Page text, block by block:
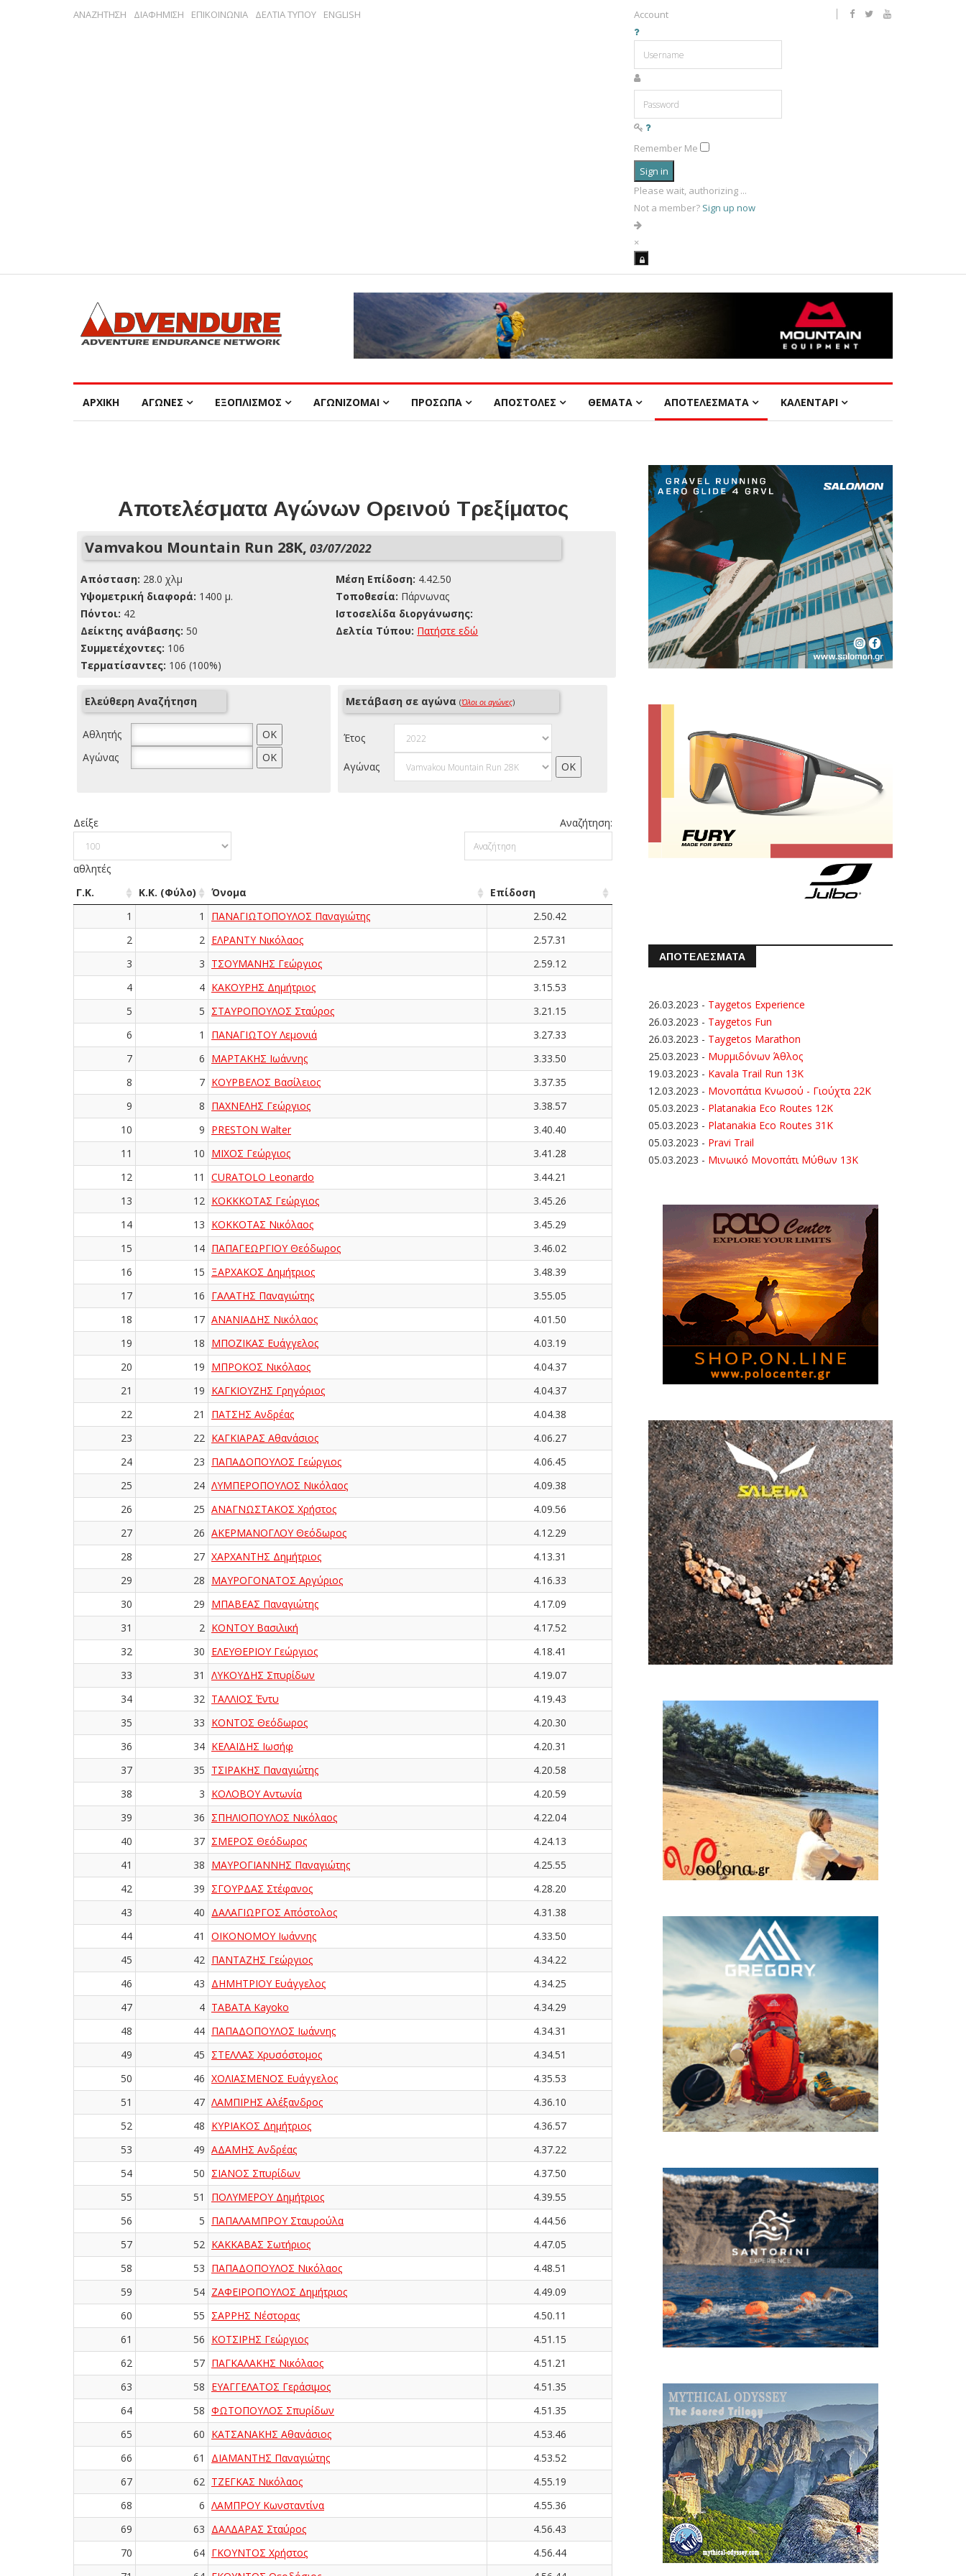
ΑΝΑΖΗΤΗΣΗ ΔΙΑΦΗΜΙΣΗ ΕΠΙΚΟΙΝΩΝΙΑ ΔΕΛΤΙΑ ΤΥΠΟΥ ENGLISH Account
Remember Me
Sign in
Please wait, authorizing ...
Not a member? Sign up now
×
ΑΡΧΙΚΗ ΑΓΩΝΕΣ ΕΞΟΠΛΙΣΜΟΣ ΑΓΩΝΙΖΟΜΑΙ ΠΡΟΣΩΠΑ ΑΠΟΣΤΟΛΕΣ ΘΕΜΑΤΑ ΑΠΟΤΕΛΕΣΜΑΤΑ ΚΑΛΕΝΤΑΡΙ
Αποτελέσματα Αγώνων Ορεινού Τρεξίματος
Vamvakou Mountain Run 28Κ, 03/07/2022
Απόσταση: 28.0 χλμ
Yψομετρική διαφορά: 1400 μ.
Πόντοι: 42
Δείκτης ανάβασης: 50
Συμμετέχοντες: 106
Τερματίσαντες: 106 (100%)
Μέση Επίδοση: 4.42.50
Τοποθεσία: Πάρνωνας
Ιστοσελίδα διοργάνωσης:
Δελτία Τύπου: Πατήστε εδώ
Ελεύθερη Αναζήτηση
Αθλητής
Αγώνας
Μετάβαση σε αγώνα (Όλοι οι αγώνες)
Έτος
Αγώνας
Δείξε
αθλητές
Αναζήτηση:
Γ.Κ. Κ.Κ. (Φύλο) Όνομα
Επίδοση
1
1 ΠΑΝΑΓΙΩΤΟΠΟΥΛΟΣ Παναγιώτης
2.50.42
2
2 ΕΛΡΑΝΤΥ Νικόλαος
2.57.31
3
3 ΤΣΟΥΜΑΝΗΣ Γεώργιος
2.59.12
4
4 ΚΑΚΟΥΡΗΣ Δημήτριος
3.15.53
5
5 ΣΤΑΥΡΟΠΟΥΛΟΣ Σταύρος
3.21.15
6
1 ΠΑΝΑΓΙΩΤΟΥ Λεμονιά
3.27.33
7
6 ΜΑΡΤΑΚΗΣ Ιωάννης
3.33.50
8
7 ΚΟΥΡΒΕΛΟΣ Βασίλειος
3.37.35
9
8 ΠΑΧΝΕΛΗΣ Γεώργιος
3.38.57
10
9 PRESTON Walter
3.40.40
11
10 ΜΙΧΟΣ Γεώργιος
3.41.28
12
11 CURATOLO Leonardo
3.44.21
13
12 ΚΟΚΚΚΟΤΑΣ Γεώργιος
3.45.26
14
13 ΚΟΚΚΟΤΑΣ Νικόλαος
3.45.29
15
14 ΠΑΠΑΓΕΩΡΓΙΟΥ Θεόδωρος
3.46.02
16
15 ΞΑΡΧΑΚΟΣ Δημήτριος
3.48.39
17
16 ΓΑΛΑΤΗΣ Παναγιώτης
3.55.05
18
17 ΑΝΑΝΙΑΔΗΣ Νικόλαος
4.01.50
19
18 ΜΠΟΖΙΚΑΣ Ευάγγελος
4.03.19
20
19 ΜΠΡΟΚΟΣ Νικόλαος
4.04.37
21
19 ΚΑΓΚΙΟΥΖΗΣ Γρηγόριος
4.04.37
22
21 ΠΑΤΣΗΣ Ανδρέας
4.04.38
23
22 ΚΑΓΚΙΑΡΑΣ Αθανάσιος
4.06.27
24
23 ΠΑΠΑΔΟΠΟΥΛΟΣ Γεώργιος
4.06.45
25
24 ΛΥΜΠΕΡΟΠΟΥΛΟΣ Νικόλαος
4.09.38
26
25 ΑΝΑΓΝΩΣΤΑΚΟΣ Χρήστος
4.09.56
27
26 ΑΚΕΡΜΑΝΟΓΛΟΥ Θεόδωρος
4.12.29
28
27 ΧΑΡΧΑΝΤΗΣ Δημήτριος
4.13.31
29
28 ΜΑΥΡΟΓΟΝΑΤΟΣ Αργύριος
4.16.33
30
29 ΜΠΑΒΕΑΣ Παναγιώτης
4.17.09
31
2 ΚΟΝΤΟΥ Βασιλική
4.17.52
32
30 ΕΛΕΥΘΕΡΙΟΥ Γεώργιος
4.18.41
33
31 ΛΥΚΟΥΔΗΣ Σπυρίδων
4.19.07
34
32 ΤΑΛΛΙΟΣ Έντυ
4.19.43
35
33 ΚΟΝΤΟΣ Θεόδωρος
4.20.30
36
34 ΚΕΛΑΪΔΗΣ Ιωσήφ
4.20.31
37
35 ΤΣΙΡΑΚΗΣ Παναγιώτης
4.20.58
38
3 ΚΟΛΟΒΟΥ Αντωνία
4.20.59
39
36 ΣΠΗΛΙΟΠΟΥΛΟΣ Νικόλαος
4.22.04
40
37 ΣΜΕΡΟΣ Θεόδωρος
4.24.13
41
38 ΜΑΥΡΟΓΙΑΝΝΗΣ Παναγιώτης
4.25.55
42
39 ΣΓΟΥΡΔΑΣ Στέφανος
4.28.20
43
40 ΔΑΛΑΓΙΩΡΓΟΣ Απόστολος
4.31.38
44
41 ΟΙΚΟΝΟΜΟΥ Ιωάννης
4.33.50
45
42 ΠΑΝΤΑΖΗΣ Γεώργιος
4.34.22
46
43 ΔΗΜΗΤΡΙΟΥ Ευάγγελος
4.34.25
47
4 TABATA Kayoko
4.34.29
48
44 ΠΑΠΑΔΟΠΟΥΛΟΣ Ιωάννης
4.34.31
49
45 ΣΤΕΛΛΑΣ Χρυσόστομος
4.34.51
50
46 ΧΟΛΙΑΣΜΕΝΟΣ Ευάγγελος
4.35.53
51
47 ΛΑΜΠΙΡΗΣ Αλέξανδρος
4.36.10
52
48 ΚΥΡΙΑΚΟΣ Δημήτριος
4.36.57
53
49 ΑΔΑΜΗΣ Ανδρέας
4.37.22
54
50 ΣΙΑΝΟΣ Σπυρίδων
4.37.50
55
51 ΠΟΛΥΜΕΡΟΥ Δημήτριος
4.39.55
56
5 ΠΑΠΑΛΑΜΠΡΟΥ Σταυρούλα
4.44.56
57
52 ΚΑΚΚΑΒΑΣ Σωτήριος
4.47.05
58
53 ΠΑΠΑΔΟΠΟΥΛΟΣ Νικόλαος
4.48.51
59
54 ΖΑΦΕΙΡΟΠΟΥΛΟΣ Δημήτριος
4.49.09
60
55 ΣΑΡΡΗΣ Νέστορας
4.50.11
61
56 ΚΟΤΣΙΡΗΣ Γεώργιος
4.51.15
62
57 ΠΑΓΚΑΛΑΚΗΣ Νικόλαος
4.51.21
63
58 ΕΥΑΓΓΕΛΑΤΟΣ Γεράσιμος
4.51.35
64
58 ΦΩΤΟΠΟΥΛΟΣ Σπυρίδων
4.51.35
65
60 ΚΑΤΣΑΝΑΚΗΣ Αθανάσιος
4.53.46
66
61 ΔΙΑΜΑΝΤΗΣ Παναγιώτης
4.53.52
67
62 ΤΖΕΓΚΑΣ Νικόλαος
4.55.19
68
6 ΛΑΜΠΡΟΥ Κωνσταντίνα
4.55.36
69
63 ΔΑΛΔΑΡΑΣ Σταύρος
4.56.43
70
64 ΓΚΟΥΝΤΟΣ Χρήστος
4.56.44
ΑΠΟΤΕΛΕΣΜΑΤΑ
26.03.2023 - Taygetos Experience
26.03.2023 - Taygetos Fun
26.03.2023 - Taygetos Marathon
25.03.2023 - Μυρμιδόνων Άθλος
19.03.2023 - Kavala Trail Run 13K
12.03.2023 - Μονοπάτια Κνωσού - Γιούχτα 22Κ
05.03.2023 - Platanakia Eco Routes 12K
05.03.2023 - Platanakia Eco Routes 31K
05.03.2023 - Pravi Trail
05.03.2023 - Μινωικό Μονοπάτι Μύθων 13Κ